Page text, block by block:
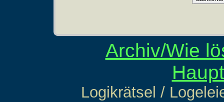
Archiv/Wie
Logikrätsel /